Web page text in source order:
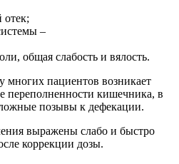
отек;
–
общая слабость и вялость.
многих пациентов возникает
переполненности кишечника, в
ложные позывы к дефекации.
выражены слабо и быстро
коррекции дозы.